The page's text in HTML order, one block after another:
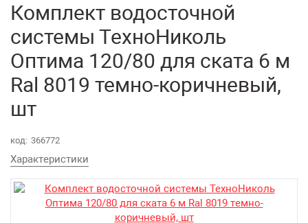
Комплект водосточной
системы ТехноНиколь
Оптима 120/80 для ската 6 м
Ral 8019 темно-коричневый,
шт
код: 366772
Характеристики
Статьи
Контакты
Возврат товара
Екатеринбург